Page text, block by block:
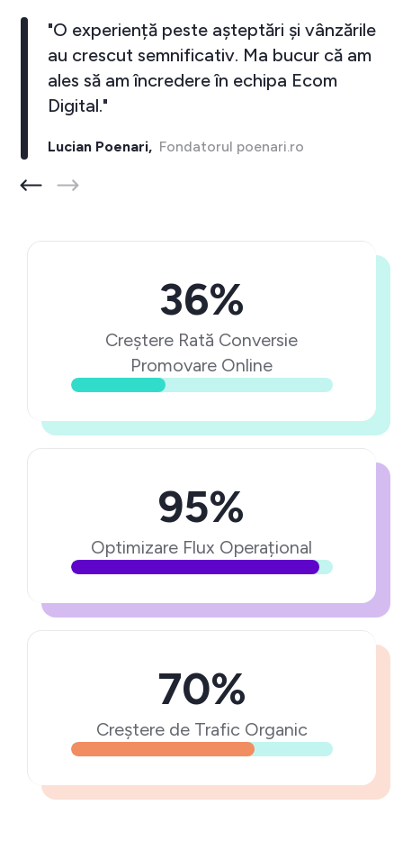
"O experiență peste așteptări și vânzările
au crescut semnificativ. Ma bucur că am
ales să am încredere în echipa Ecom
Digital."
Lucian Poenari,Fondatorul poenari.ro
36%
Creștere Rată Conversie
Promovare Online
95%
Optimizare Flux Operațional
70%
Creștere de Trafic Organic